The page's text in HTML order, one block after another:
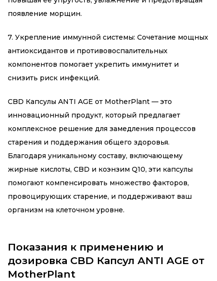
появление морщин.
7. Укрепление иммунной системы: Сочетание мощных
антиоксидантов и противовоспалительных
компонентов помогает укрепить иммунитет и
снизить риск инфекций.
CBD Капсулы ANTI AGE от MotherPlant — это
инновационный продукт, который предлагает
комплексное решение для замедления процессов
старения и поддержания общего здоровья.
Благодаря уникальному составу, включающему
жирные кислоты, CBD и коэнзим Q10, эти капсулы
помогают компенсировать множество факторов,
провоцирующих старение, и поддерживают ваш
организм на клеточном уровне.
Показания к применению и
дозировка CBD Капсул ANTI AGE от
MotherPlant